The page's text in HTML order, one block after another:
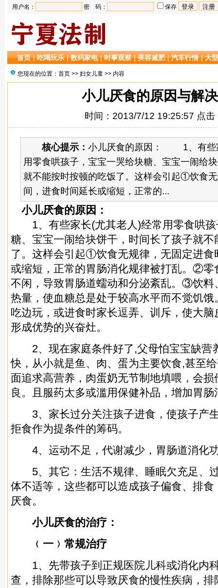
用户名： 密 码： 保存
首页 |吃喝玩乐 |数码家电 |时事观察 |美容减肥 |汽车行情 |大
您现在的位置： 首页 >> 妇女儿童 >> 内容
小儿厌食的原因与解
时间：2013/7/12 19:25:57 点击
核心提示： 小儿厌食的原因： 1、有些
用零食哄孩子，宝宝一哭给块糖、宝宝一闹给
就不能按时按顿的吃饭了。这样会引起①饮食
间，进食时间延长或缩短，正常的...
小儿厌食的原因：
1、有些家长(尤其老人)经常用零食哄孩
糖、宝宝一闹给块饼干，时间长了孩子就
了。这样会引起①饮食无规律，无固定进食
或缩短，正常的胃肠消化规律被打乱。②零
不闲，导致胃肠道蠕动和分泌紊乱。③饮料
热量，使血糖总是处于较高水平而不觉饥
吃边玩，或进食时家长逗弄、训斥，使大
形成优势的兴奋灶。
2、现在家庭条件好了,父母怕宝宝缺营
快，从小就是鱼、肉、蛋为主要饮食,甚至
面追求高营养，肉蛋奶无节制地填喂，会
良。且服药太多或滥用保健补品，增加胃
3、家长过分关注孩子进食，使孩子产
拒食作为提条件的筹码。
4、运动不足，代谢减少，胃肠道消化
5、其它：生活不规律、睡眠欠充足、
体不适等，这些都可以造成孩子偏食、排
厌食。
小儿厌食的治疗：
﹙一﹚常规治疗
1、先带孩子到正规医院儿科或消化内
查，排除那些可以导致厌食的慢性疾病，排